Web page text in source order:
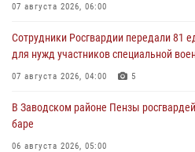
07 августа 2026, 06:00
Сотрудники Росгвардии передали 81
для нужд участников специальной
07 августа 2026, 04:00 5
В Заводском районе Пензы
баре
06 августа 2026, 05:00